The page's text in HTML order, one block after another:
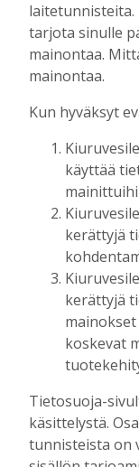
Aku
OP
Mikko
laitetunnisteita.
tarjota sinulle
mainontaa.
mainontaa.
Kun hyväksyt
käyttää
kerättyjä
kerättyjä
koskevat
Tietosuoja-
käsittelystä.
tunnisteista on